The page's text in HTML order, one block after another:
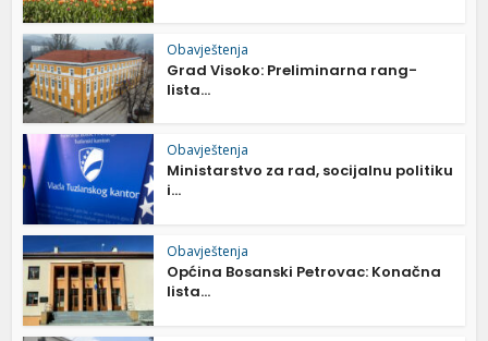
Obavještenja
Grad Visoko: Preliminarna rang-
lista...
Obavještenja
Ministarstvo za rad, socijalnu politiku
i...
Obavještenja
Općina Bosanski Petrovac: Konačna
lista...